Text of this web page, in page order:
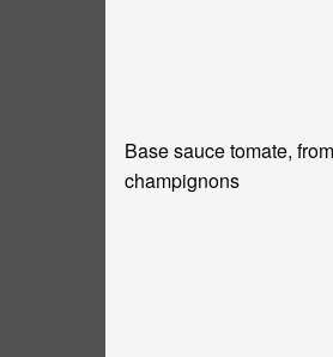
Base sauce tomate,
champignons